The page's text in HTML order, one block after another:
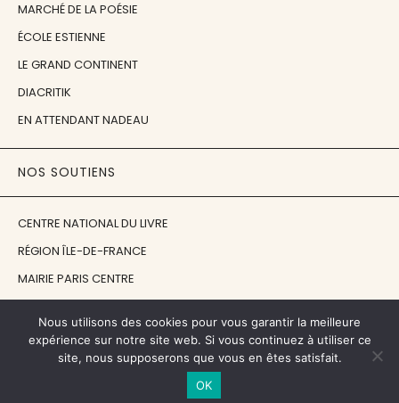
MARCHÉ DE LA POÉSIE
ÉCOLE ESTIENNE
LE GRAND CONTINENT
DIACRITIK
EN ATTENDANT NADEAU
NOS SOUTIENS
CENTRE NATIONAL DU LIVRE
RÉGION ÎLE-DE-FRANCE
MAIRIE PARIS CENTRE
FONDATION JAN MICHALSKI
© 1998 - 2026, ENT'REVUES
Nous utilisons des cookies pour vous garantir la meilleure
expérience sur notre site web. Si vous continuez à utiliser ce
site, nous supposerons que vous en êtes satisfait.
OK